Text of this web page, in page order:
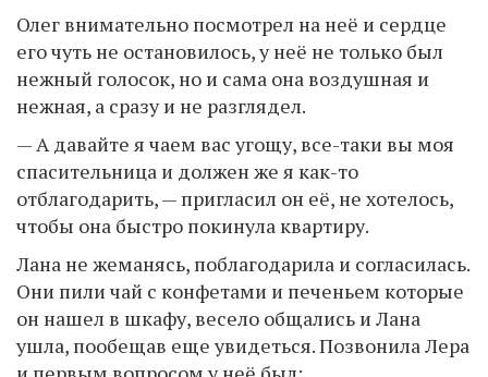
Олег внимательно посмотрел на неё и сердце
его чуть не остановилось, у неё не только был
нежный голосок, но и сама она воздушная и
нежная, а сразу и не разглядел.
— А давайте я чаем вас угощу, все-таки вы моя
спасительница и должен же я как-то
отблагодарить, — пригласил он её, не хотелось,
чтобы она быстро покинула квартиру.
Лана не жеманясь, поблагодарила и согласилась.
Они пили чай с конфетами и печеньем которые
он нашел в шкафу, весело общались и Лана
ушла, пообещав еще увидеться. Позвонила Лера